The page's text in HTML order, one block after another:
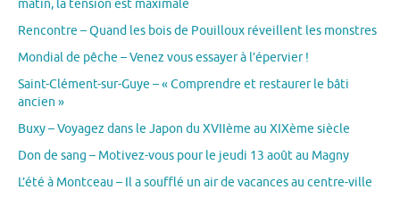
matin, la tension est maximale
Rencontre – Quand les bois de Pouilloux réveillent les monstres
Mondial de pêche – Venez vous essayer à l’épervier !
Saint-Clément-sur-Guye – « Comprendre et restaurer le bâti
ancien »
Buxy – Voyagez dans le Japon du XVIIème au XIXème siècle
Don de sang – Motivez-vous pour le jeudi 13 août au Magny
L’été à Montceau – Il a soufflé un air de vacances au centre-ville